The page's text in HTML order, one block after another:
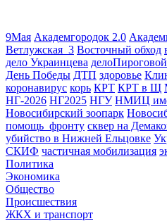
9Мая Академгородок 2.0
Ветлужская_3 Восточный обход
дело Украинцева делоПироговой
День Победы ДТП здоровье
коронавирус корь КРТ КРТ в Щ
НГ-2026 НГ2025 НГУ НМИЦ
Новосибирский зоопарк
помощь_фронту сквер на
убийство в Нижней Ельцовке
СКИФ частичная мобилизация
Политика
Экономика
Общество
Происшествия
ЖКХ и транспорт